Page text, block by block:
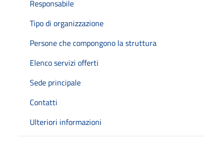
Responsabile
Tipo di organizzazione
Persone che compongono la struttura
Elenco servizi offerti
Sede principale
Contatti
Ulteriori informazioni